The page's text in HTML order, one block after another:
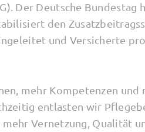
Der Deutsche Bundestag
den
und Versicherte
mehr Kompetenzen und
entlasten wir
Vernetzung, Qualität